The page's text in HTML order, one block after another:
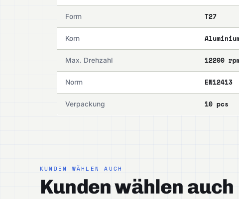
Form T27
Korn
Max. Drehzahl 12200
Norm EN12413
Verpackung 10 pcs
KUNDEN WÄHLEN AUCH
Kunden wählen auch